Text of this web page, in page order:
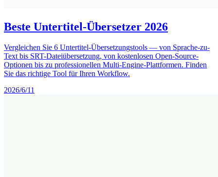
Beste Untertitel-Übersetzer 2026
Vergleichen Sie 6 Untertitel-Übersetzungstools — von Sprache-zu-
Text bis SRT-Dateiübersetzung, von kostenlosen Open-Source-
Optionen bis zu professionellen Multi-Engine-Plattformen. Finden
Sie das richtige Tool für Ihren Workflow.
2026/6/11